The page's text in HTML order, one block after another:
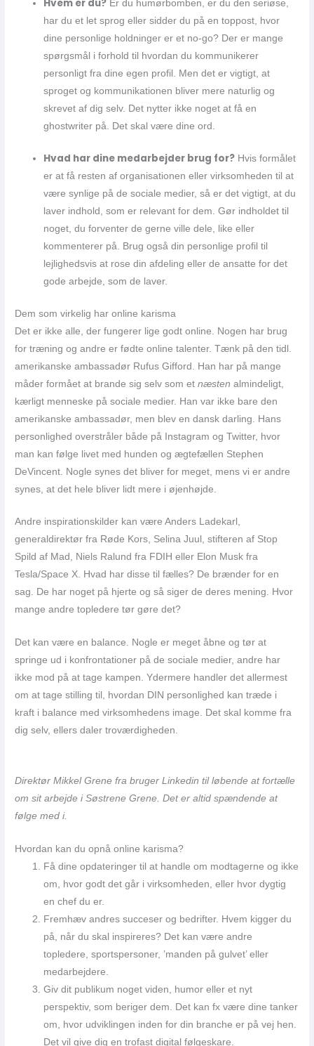
Hvem er du? Er du humørbomben, er du den seriøse,
har du et let sprog eller sidder du på en toppost, hvor
dine personlige holdninger er et no-go? Der er mange
spørgsmål i forhold til hvordan du kommunikerer
personligt fra dine egen profil. Men det er vigtigt, at
sproget og kommunikationen bliver mere naturlig og
skrevet af dig selv. Det nytter ikke noget at få en
ghostwriter på. Det skal være dine ord.
Hvad har dine medarbejder brug for? Hvis formålet
er at få resten af organisationen eller virksomheden til at
være synlige på de sociale medier, så er det vigtigt, at du
laver indhold, som er relevant for dem. Gør indholdet til
noget, du forventer de gerne ville dele, like eller
kommenterer på. Brug også din personlige profil til
lejlighedsvis at rose din afdeling eller de ansatte for det
gode arbejde, som de laver.
Dem som virkelig har online karisma
Det er ikke alle, der fungerer lige godt online. Nogen har brug
for træning og andre er fødte online talenter. Tænk på den tidl.
amerikanske ambassadør Rufus Gifford. Han har på mange
måder formået at brande sig selv som etnæsten almindeligt,
kærligt menneske på sociale medier. Han var ikke bare den
amerikanske ambassadør, men blev en dansk darling. Hans
personlighed overstråler både på Instagram og Twitter, hvor
man kan følge livet med hunden og ægtefællen Stephen
DeVincent. Nogle synes det bliver for meget, mens vi er andre
synes, at det hele bliver lidt mere i øjenhøjde.
Andre inspirationskilder kan være Anders Ladekarl,
generaldirektør fra Røde Kors, Selina Juul, stifteren af Stop
Spild af Mad, Niels Ralund fra FDIH eller Elon Musk fra
Tesla/Space X. Hvad har disse til fælles? De brænder for en
sag. De har noget på hjerte og så siger de deres mening. Hvor
mange andre topledere tør gøre det?
Det kan være en balance. Nogle er meget åbne og tør at
springe ud i konfrontationer på de sociale medier, andre har
ikke mod på at tage kampen. Ydermere handler det allermest
om at tage stilling til, hvordan DIN personlighed kan træde i
kraft i balance med virksomhedens image. Det skal komme fra
dig selv, ellers daler troværdigheden.
Direktør Mikkel Grene fra bruger Linkedin til løbende at fortælle
om sit arbejde i Søstrene Grene. Det er altid spændende at
følge med i.
Hvordan kan du opnå online karisma?
Få dine opdateringer til at handle om modtagerne og ikke
om, hvor godt det går i virksomheden, eller hvor dygtig
en chef du er.
Fremhæv andres succeser og bedrifter. Hvem kigger du
på, når du skal inspireres? Det kan være andre
topledere, sportspersoner, ’manden på gulvet’ eller
medarbejdere.
Giv dit publikum noget viden, humor eller et nyt
perspektiv, som beriger dem. Det kan fx være dine tanker
om, hvor udviklingen inden for din branche er på vej hen.
Det vil give dig en trofast digital følgeskare.